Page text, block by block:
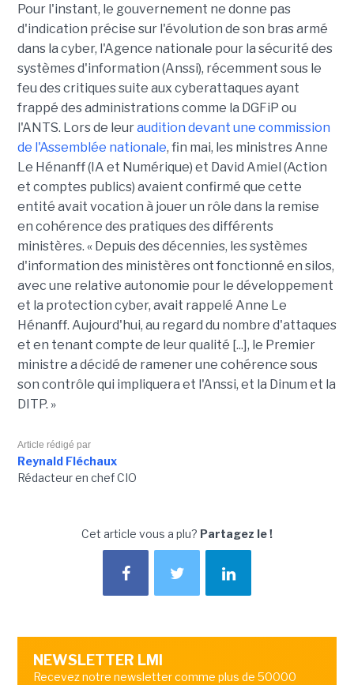
Pour l'instant, le gouvernement ne donne pas
d'indication précise sur l'évolution de son bras armé
dans la cyber, l'Agence nationale pour la sécurité des
systèmes d'information (Anssi), récemment sous le
feu des critiques suite aux cyberattaques ayant
frappé des administrations comme la DGFiP ou
l'ANTS. Lors de leuraudition devant une commission
de l'Assemblée nationale, fin mai, les ministres Anne
Le Hénanff (IA et Numérique) et David Amiel (Action
et comptes publics) avaient confirmé que cette
entité avait vocation à jouer un rôle dans la remise
en cohérence des pratiques des différents
ministères. « Depuis des décennies, les systèmes
d'information des ministères ont fonctionné en silos,
avec une relative autonomie pour le développement
et la protection cyber, avait rappelé Anne Le
Hénanff. Aujourd'hui, au regard du nombre d'attaques
et en tenant compte de leur qualité [...], le Premier
ministre a décidé de ramener une cohérence sous
son contrôle qui impliquera et l'Anssi, et la Dinum et la
DITP. »
Article rédigé par
Reynald Fléchaux
Rédacteur en chef CIO
Cet article vous a plu? Partagez le !
NEWSLETTER LMI
Recevez notre newsletter comme plus de 50000